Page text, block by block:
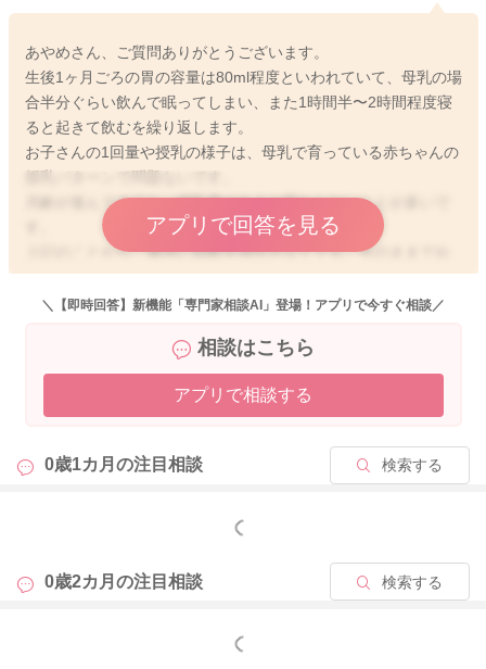
あやめさん、ご質問ありがとうございます。
生後1ヶ月ごろの胃の容量は80ml程度といわれていて、母乳の場
合半分ぐらい飲んで眠ってしまい、また1時間半〜2時間程度寝
ると起きて飲むを繰り返します。
お子さんの1回量や授乳の様子は、母乳で育っている赤ちゃんの
授乳パターンで問題ないです。
月齢が進んできても、哺乳量はあまり変わらないことが多いで
上記のことから、無理に回数を増やさなくても、今のままでお
子さんに合わせて授乳していただいて大丈夫です。
体重増加は、18〜30g／日が目安ですが、3〜4ヶ月になると1
少しでも参考になれば幸いです。
よろしくお願いします。
アプリで回答を見る
2025/9/16 16:33
＼【即時回答】新機能「専門家相談AI」登場！アプリで今すぐ相談／
相談はこちら
アプリで相談する
0歳1カ月の注目相談 検索する
もっと見る
0歳2カ月の注目相談 検索する
もっと見る